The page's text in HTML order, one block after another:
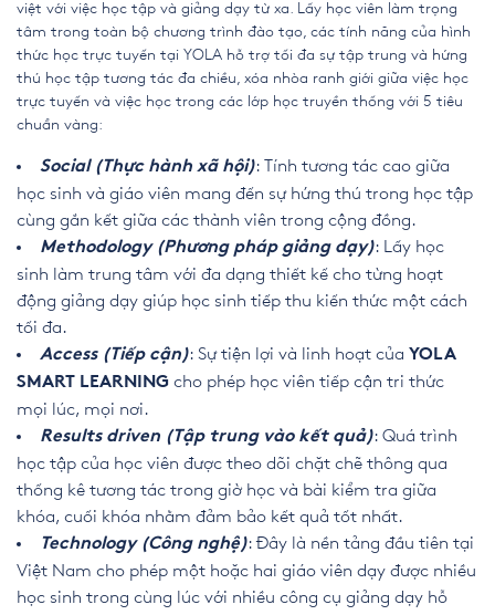
việt với việc học tập và giảng dạy từ xa. Lấy học viên làm trọng
tâm trong toàn bộ chương trình đào tạo, các tính năng của hình
thức học trực tuyến tại YOLA hỗ trợ tối đa sự tập trung và hứng
thú học tập tương tác đa chiều, xóa nhòa ranh giới giữa việc học
trực tuyến và việc học trong các lớp học truyền thống với 5 tiêu
chuẩn vàng:
Social (Thực hành xã hội): Tính tương tác cao giữa
học sinh và giáo viên mang đến sự hứng thú trong học tập
cùng gắn kết giữa các thành viên trong cộng đồng.
Methodology (Phương pháp giảng dạy): Lấy học
sinh làm trung tâm với đa dạng thiết kế cho từng hoạt
động giảng dạy giúp học sinh tiếp thu kiến thức một cách
tối đa.
Access (Tiếp cận): Sự tiện lợi và linh hoạt của YOLA
SMART LEARNING cho phép học viên tiếp cận tri thức
mọi lúc, mọi nơi.
Results driven (Tập trung vào kết quả): Quá trình
học tập của học viên được theo dõi chặt chẽ thông qua
thống kê tương tác trong giờ học và bài kiểm tra giữa
khóa, cuối khóa nhằm đảm bảo kết quả tốt nhất.
Technology (Công nghệ): Đây là nền tảng đầu tiên tại
Việt Nam cho phép một hoặc hai giáo viên dạy được nhiều
học sinh trong cùng lúc với nhiều công cụ giảng dạy hỗ